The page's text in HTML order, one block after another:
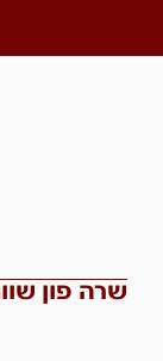
שרה פון